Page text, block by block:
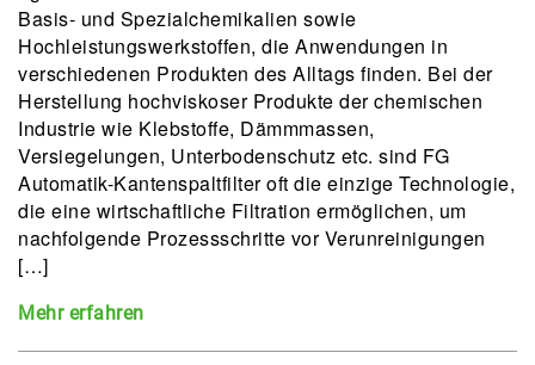
Basis- und Spezialchemikalien sowie
Hochleistungswerkstoffen, die Anwendungen in
verschiedenen Produkten des Alltags finden. Bei der
Herstellung hochviskoser Produkte der chemischen
Industrie wie Klebstoffe, Dämmmassen,
Versiegelungen, Unterbodenschutz etc. sind FG
Automatik-Kantenspaltfilter oft die einzige Technologie,
die eine wirtschaftliche Filtration ermöglichen, um
nachfolgende Prozessschritte vor Verunreinigungen
[…]
Mehr erfahren